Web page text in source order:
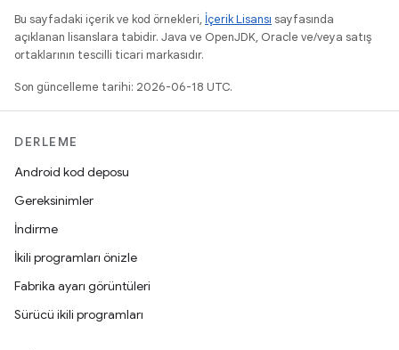
Bu sayfadaki içerik ve kod örnekleri, İçerik Lisansı sayfasında
açıklanan lisanslara tabidir. Java ve OpenJDK, Oracle ve/veya satış
ortaklarının tescilli ticari markasıdır.
Son güncelleme tarihi: 2026-06-18 UTC.
DERLEME
Android kod deposu
Gereksinimler
İndirme
İkili programları önizle
Fabrika ayarı görüntüleri
Sürücü ikili programları